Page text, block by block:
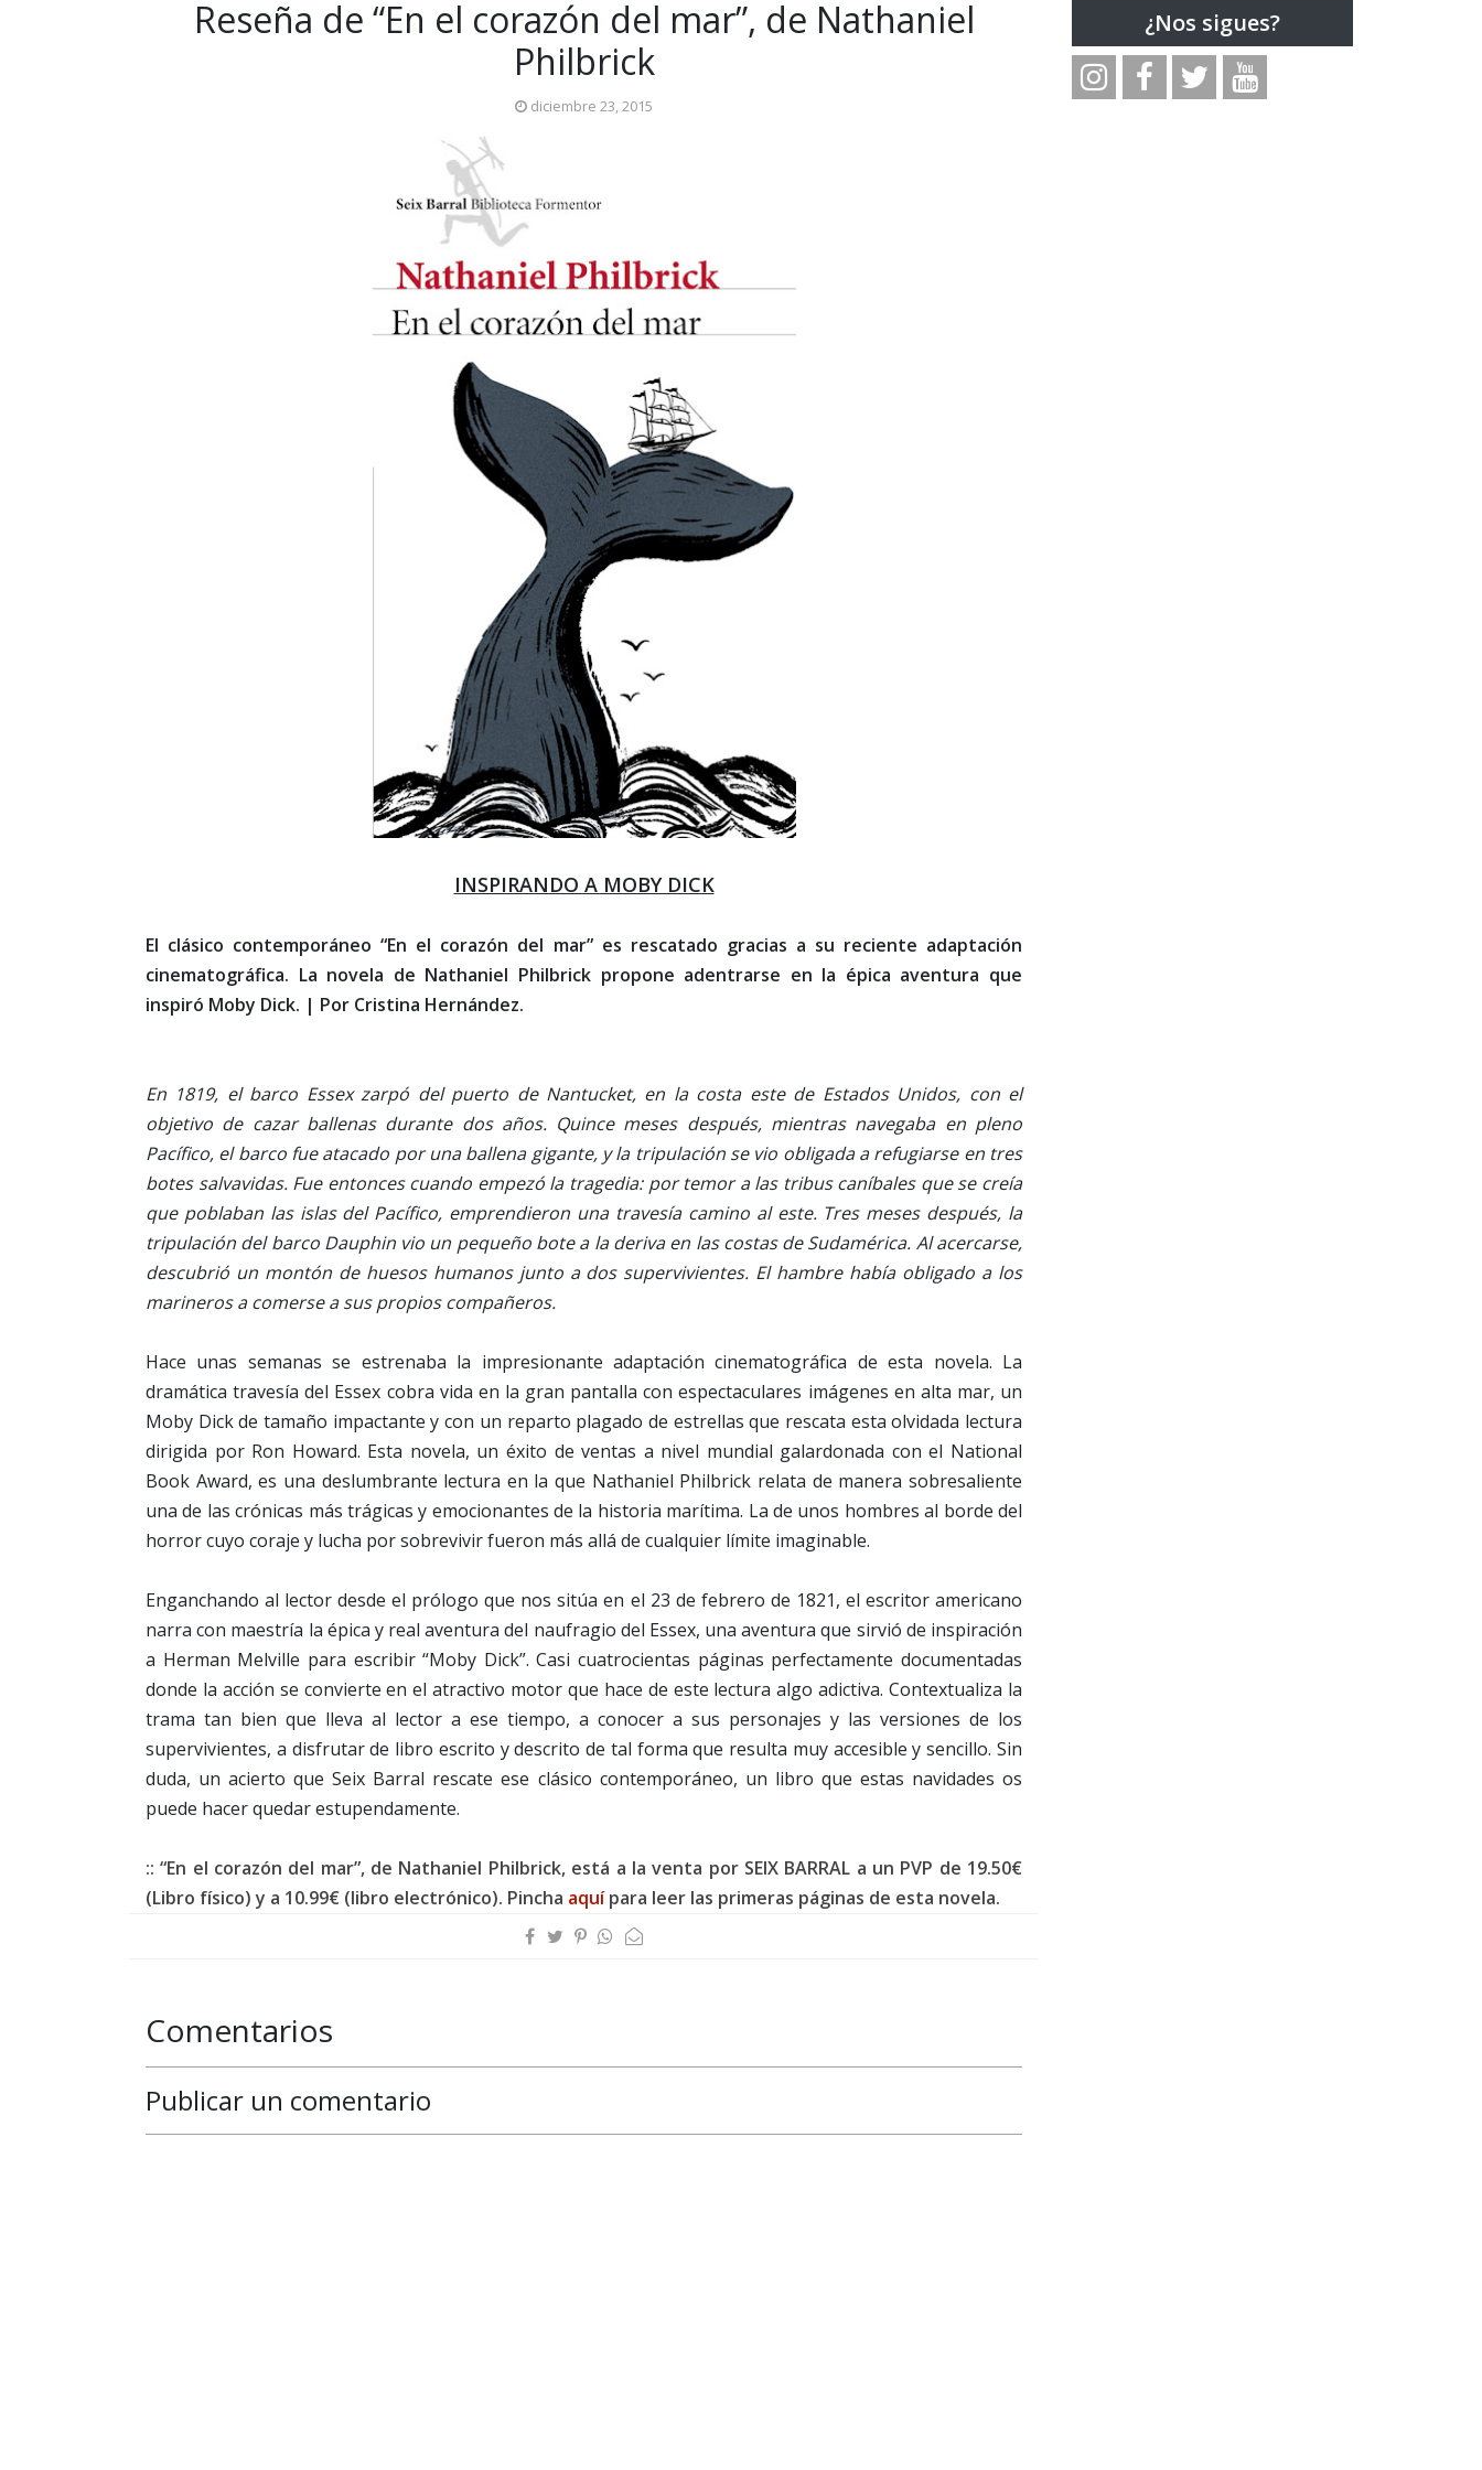
Reseña de “En el corazón del mar”, de Nathaniel
Philbrick
diciembre 23, 2015
INSPIRANDO A MOBY DICK
El clásico contemporáneo “En el corazón del mar” es rescatado gracias a su reciente adaptación
cinematográfica. La novela de Nathaniel Philbrick propone adentrarse en la épica aventura que
inspiró Moby Dick. | Por Cristina Hernández.
En 1819, el barco Essex zarpó del puerto de Nantucket, en la costa este de Estados Unidos, con el
objetivo de cazar ballenas durante dos años. Quince meses después, mientras navegaba en pleno
Pacífico, el barco fue atacado por una ballena gigante, y la tripulación se vio obligada a refugiarse en tres
botes salvavidas. Fue entonces cuando empezó la tragedia: por temor a las tribus caníbales que se creía
que poblaban las islas del Pacífico, emprendieron una travesía camino al este. Tres meses después, la
tripulación del barco Dauphin vio un pequeño bote a la deriva en las costas de Sudamérica. Al acercarse,
descubrió un montón de huesos humanos junto a dos supervivientes. El hambre había obligado a los
marineros a comerse a sus propios compañeros.
Hace unas semanas se estrenaba la impresionante adaptación cinematográfica de esta novela. La
dramática travesía del Essex cobra vida en la gran pantalla con espectaculares imágenes en alta mar, un
Moby Dick de tamaño impactante y con un reparto plagado de estrellas que rescata esta olvidada lectura
dirigida por Ron Howard. Esta novela, un éxito de ventas a nivel mundial galardonada con el National
Book Award, es una deslumbrante lectura en la que Nathaniel Philbrick relata de manera sobresaliente
una de las crónicas más trágicas y emocionantes de la historia marítima. La de unos hombres al borde del
horror cuyo coraje y lucha por sobrevivir fueron más allá de cualquier límite imaginable.
Enganchando al lector desde el prólogo que nos sitúa en el 23 de febrero de 1821, el escritor americano
narra con maestría la épica y real aventura del naufragio del Essex, una aventura que sirvió de inspiración
a Herman Melville para escribir “Moby Dick”. Casi cuatrocientas páginas perfectamente documentadas
donde la acción se convierte en el atractivo motor que hace de este lectura algo adictiva. Contextualiza la
trama tan bien que lleva al lector a ese tiempo, a conocer a sus personajes y las versiones de los
supervivientes, a disfrutar de libro escrito y descrito de tal forma que resulta muy accesible y sencillo. Sin
duda, un acierto que Seix Barral rescate ese clásico contemporáneo, un libro que estas navidades os
puede hacer quedar estupendamente.
:: “En el corazón del mar”, de Nathaniel Philbrick, está a la venta por SEIX BARRAL a un PVP de 19.50€
(Libro físico) y a 10.99€ (libro electrónico). Pincha aquípara leer las primeras páginas de esta novela.
Comentarios
Publicar un comentario
¿Nos sigues?